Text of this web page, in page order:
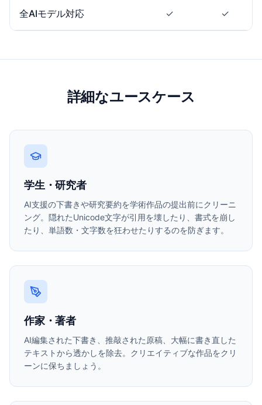
全AIモデル対応 ✓ ✓
詳細なユースケース
学生・研究者
AI支援の下書きや研究要約を学術作品の提出前にクリーニ
ング。隠れたUnicode文字が引用を壊したり、書式を崩し
たり、単語数・文字数を狂わせたりするのを防ぎます。
作家・著者
AI編集された下書き、推敲された原稿、大幅に書き直した
テキストから透かしを除去。クリエイティブな作品をクリ
ーンに保ちましょう。